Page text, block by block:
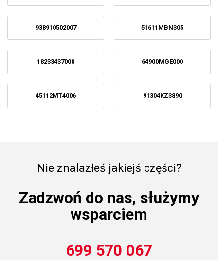
938910502007 51611MBN305
18233437000 64900MGE000
45112MT4006 91304KZ3890
Nie znalazłeś jakiejś części?
Zadzwoń do nas, służymy
wsparciem
699 570 067